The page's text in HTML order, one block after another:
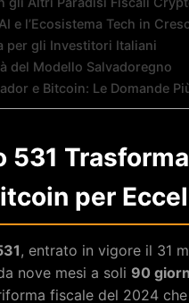
e l’Ecosistema Tech in
per gli Investitori Italiani
del Modello Salvadoregno
e Bitcoin: Le Domande
531
per
, entrato in vigore il 31
nove mesi a soli 90
fiscale del 2024